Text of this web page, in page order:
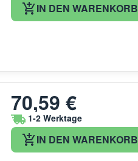
IN DEN WARENKORB
70,59 €
1-2 Werktage
IN DEN WARENKORB